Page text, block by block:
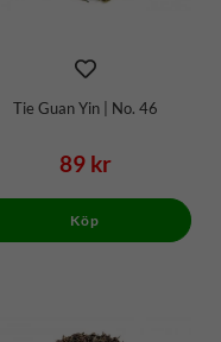
Tie Guan Yin | No. 46
89 kr
Köp